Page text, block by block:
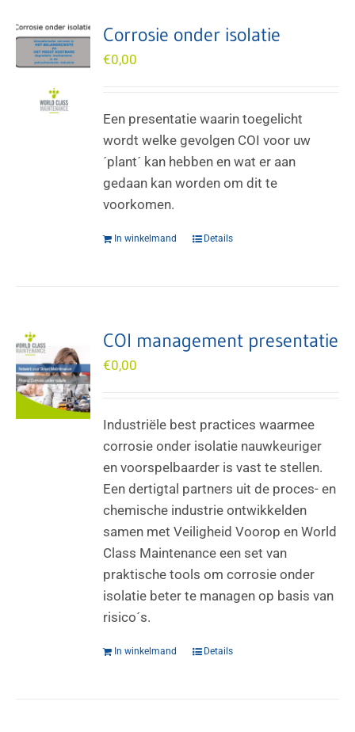
Corrosie onder isolatie
€0,00
Een presentatie waarin toegelicht
wordt welke gevolgen COI voor uw
´plant´ kan hebben en wat er aan
gedaan kan worden om dit te
voorkomen.
In winkelmand Details
COI management presentatie
€0,00
Industriële best practices waarmee
corrosie onder isolatie nauwkeuriger
en voorspelbaarder is vast te stellen.
Een dertigtal partners uit de proces- en
chemische industrie ontwikkelden
samen met Veiligheid Voorop en World
Class Maintenance een set van
praktische tools om corrosie onder
isolatie beter te managen op basis van
risico´s.
In winkelmand Details